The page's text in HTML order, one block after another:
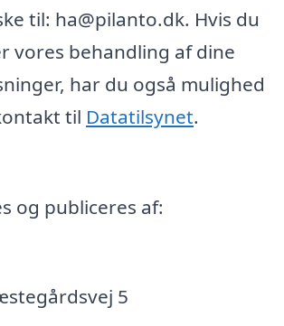
til: ha@pilanto.dk. Hvis du
vores behandling af dine
har du også mulighed
til Datatilsynet.
og publiceres af:
5